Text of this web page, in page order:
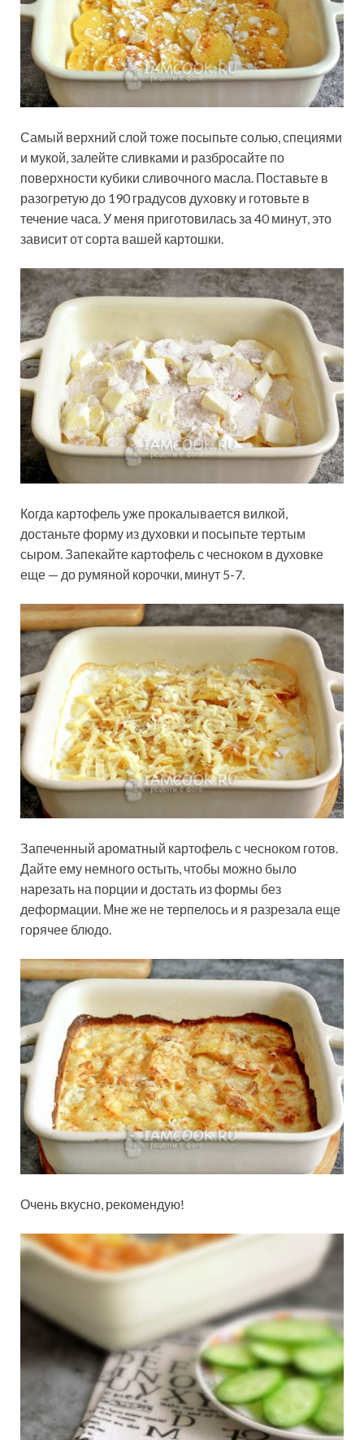
Самый верхний слой тоже посыпьте солью, специями
и мукой, залейте сливками и разбросайте по
поверхности кубики сливочного масла. Поставьте в
разогретую до 190 градусов духовку и готовьте в
течение часа. У меня приготовилась за 40 минут, это
зависит от сорта вашей картошки.
Когда картофель уже прокалывается вилкой,
достаньте форму из духовки и посыпьте тертым
сыром. Запекайте картофель с чесноком в духовке
еще — до румяной корочки, минут 5-7.
Запеченный ароматный картофель с чесноком готов.
Дайте ему немного остыть, чтобы можно было
нарезать на порции и достать из формы без
деформации. Мне же не терпелось и я разрезала еще
горячее блюдо.
Очень вкусно, рекомендую!